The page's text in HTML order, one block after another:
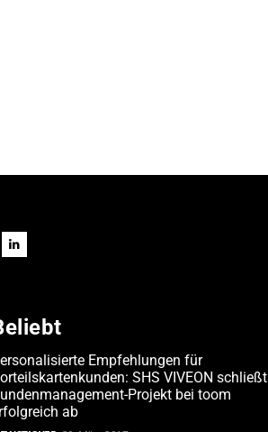
Empfehlungen für
SHS VIVEON schließt
Projekt bei toom
ab